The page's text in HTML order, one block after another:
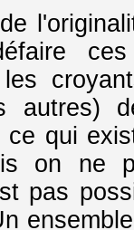
les
autres)
ce qui
on ne
pas